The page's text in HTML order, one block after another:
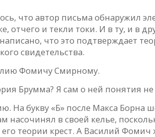
что автор письма обнаружил
отчего и текли токи. И в ту, и в
что это подтверждает
свидетельства.
Фомичу Смирному.
Брумма? Я сам о ней понятия
На букву «Б» после Макса Борна
насочинял в своей келье,
теории крест. А Василий Фомич